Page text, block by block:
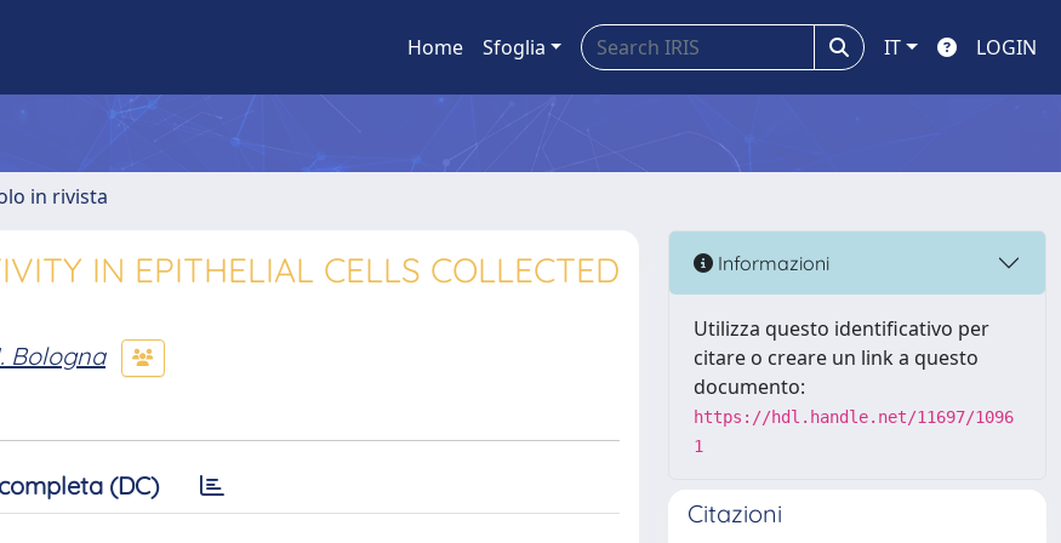
Home Sfoglia IT LOGIN
in rivista
IN EPITHELIAL CELLS COLLECTED
Bologna
(DC)
Informazioni
Utilizza questo identificativo per
citare o creare un link a questo
documento:
https://hdl.handle.net/11697/1096
1
Citazioni